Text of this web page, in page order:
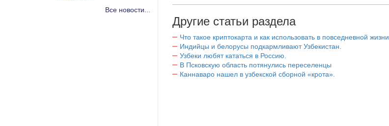
Другие статьи раздела
Что такое криптокарта и как использовать в повседневной жизни
Индийцы и белорусы подкармливают Узбекистан.
Узбеки любят кататься в Россию.
В Псковскую область потянулись переселенцы
Каннаваро нашел в узбекской сборной «крота».
Все новости...